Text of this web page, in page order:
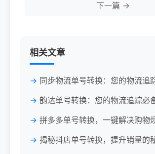
下一篇 →
相关文章
同步物流单号转换：您的物流追
韵达单号转换：您的物流追踪必
拼多多单号转换，一键解决购物
揭秘抖店单号转换，提升销量的